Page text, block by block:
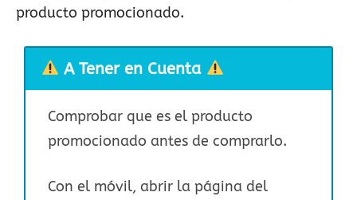
producto promocionado.
A Tener en Cuenta
Comprobar que es el producto
promocionado antes de comprarlo.
Con el móvil, abrir la página del